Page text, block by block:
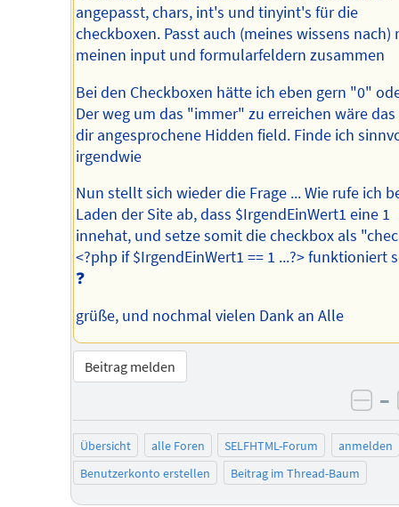
angepasst, chars, int's und tinyint's für die
checkboxen. Passt auch (meines wissens nach)
meinen input und formularfeldern zusammen
Bei den Checkboxen hätte ich eben gern "0"
Der weg um das "immer" zu erreichen wäre das
dir angesprochene Hidden field. Finde ich
irgendwie
Nun stellt sich wieder die Frage ... Wie rufe ich
Laden der Site ab, dass $IrgendEinWert1 eine 1
innehat, und setze somit die checkbox als
<?php if $IrgendEinWert1 == 1 ...?> funktioniert
❓
grüße, und nochmal vielen Dank an Alle
Beitrag melden
–
Übersicht alle Foren SELFHTML-Forum
anmelden
Benutzerkonto erstellen
Beitrag im Thread-Baum